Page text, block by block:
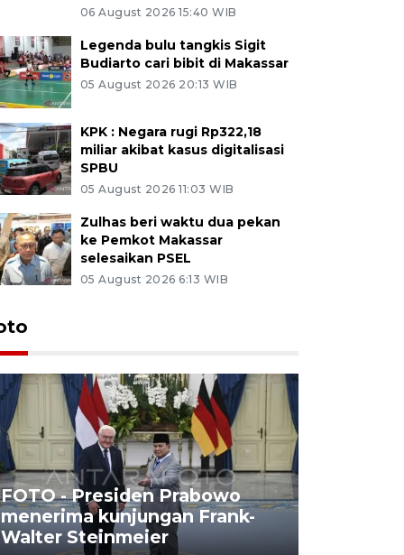
06 August 2026 15:40 WIB
Legenda bulu tangkis Sigit
Budiarto cari bibit di Makassar
05 August 2026 20:13 WIB
KPK : Negara rugi Rp322,18
miliar akibat kasus digitalisasi
SPBU
05 August 2026 11:03 WIB
Zulhas beri waktu dua pekan
ke Pemkot Makassar
selesaikan PSEL
05 August 2026 6:13 WIB
FOTO - Presiden Prabowo
menerima kunjungan Frank-
Walter Steinmeier